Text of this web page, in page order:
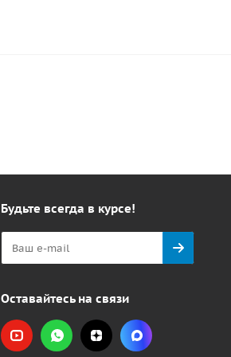
Будьте всегда в курсе!
Оставайтесь на связи